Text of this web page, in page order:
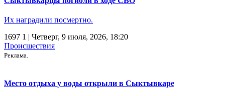
Их наградили посмертно.
1697 1 | Четверг, 9 июля, 2026, 18:20
Происшествия
Реклама.
Место отдыха у воды открыли в Сыктывкаре